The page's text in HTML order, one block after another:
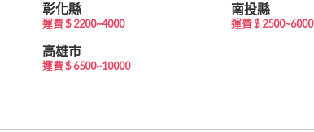
彰化縣
運費 $ 2200~4000
南投縣
運費 $ 2500~6000
高雄市
運費 $ 6500~10000